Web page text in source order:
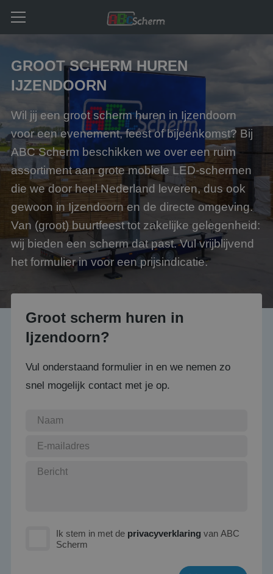
GROOT SCHERM HUREN
IJZENDOORN
Wil jij een groot scherm huren in Ijzendoorn
voor een evenement, feest of bijeenkomst? Bij
ABC Scherm beschikken we over een ruim
assortiment aan grote mobiele LED-schermen
die we door heel Nederland leveren, dus ook
gewoon in Ijzendoorn en de directe omgeving.
Van (groot) buurtfeest tot zakelijke gelegenheid:
wij bieden een scherm dat past. Vul vrijblijvend
het formulier in voor een prijsindicatie.
Groot scherm huren in
Ijzendoorn?
Vul onderstaand formulier in en we nemen zo
snel mogelijk contact met je op.
Ik stem in met de privacyverklaring van ABC
Scherm